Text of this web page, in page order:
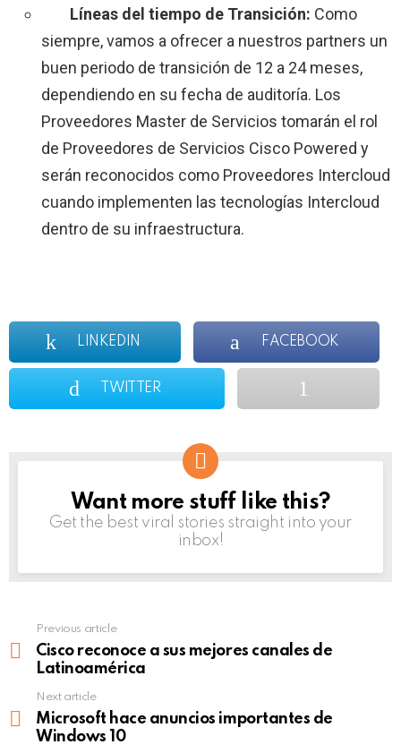
Líneas del tiempo de Transición: Como
siempre, vamos a ofrecer a nuestros partners un
buen periodo de transición de 12 a 24 meses,
dependiendo en su fecha de auditoría. Los
Proveedores Master de Servicios tomarán el rol
de Proveedores de Servicios Cisco Powered y
serán reconocidos como Proveedores Intercloud
cuando implementen las tecnologías Intercloud
dentro de su infraestructura.
LINKEDIN FACEBOOK
TWITTER
NEWSLETTER
Want more stuff like this?
Get the best viral stories straight into your
inbox!
more
Previous article
Cisco reconoce a sus mejores canales de
Latinoamérica
Next article
Microsoft hace anuncios importantes de
Windows 10